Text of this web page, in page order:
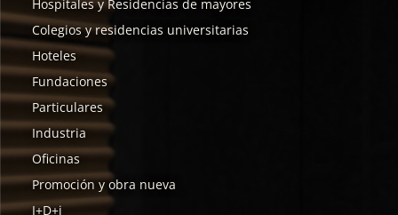
Hospitales y Residencias de mayores
Colegios y residencias universitarias
Hoteles
Fundaciones
Particulares
Industria
Oficinas
Promoción y obra nueva
I+D+i